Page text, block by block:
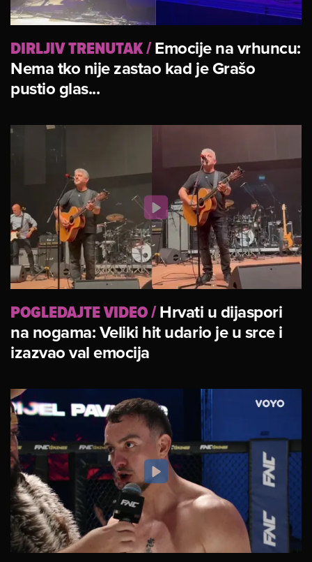
DIRLJIV TRENUTAK/Emocije na vrhuncu:
Nema tko nije zastao kad je Grašo
pustio glas...
POGLEDAJTE VIDEO/Hrvati u dijaspori
na nogama: Veliki hit udario je u srce i
izazvao val emocija